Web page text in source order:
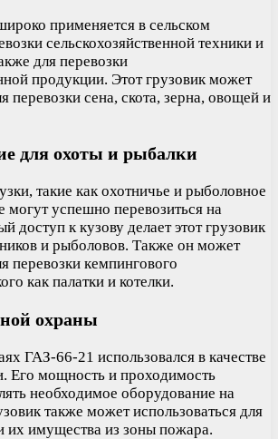
применяется в сельском
сельскохозяйственной техники и
для перевозки
продукции. Этот грузовик может
перевозки сена, скота, зерна, овощей и
для охоты и рыбалки
такие как охотничье и рыболовное
могут успешно перевозиться на
доступ к кузову делает этот грузовик
и рыболовов. Также он может
перевозки кемпингового
как палатки и котелки.
охраны
ГАЗ-66-21 использовался в качестве
Его мощность и проходимость
необходимое оборудование на
также может использоваться для
их имущества из зоны пожара.